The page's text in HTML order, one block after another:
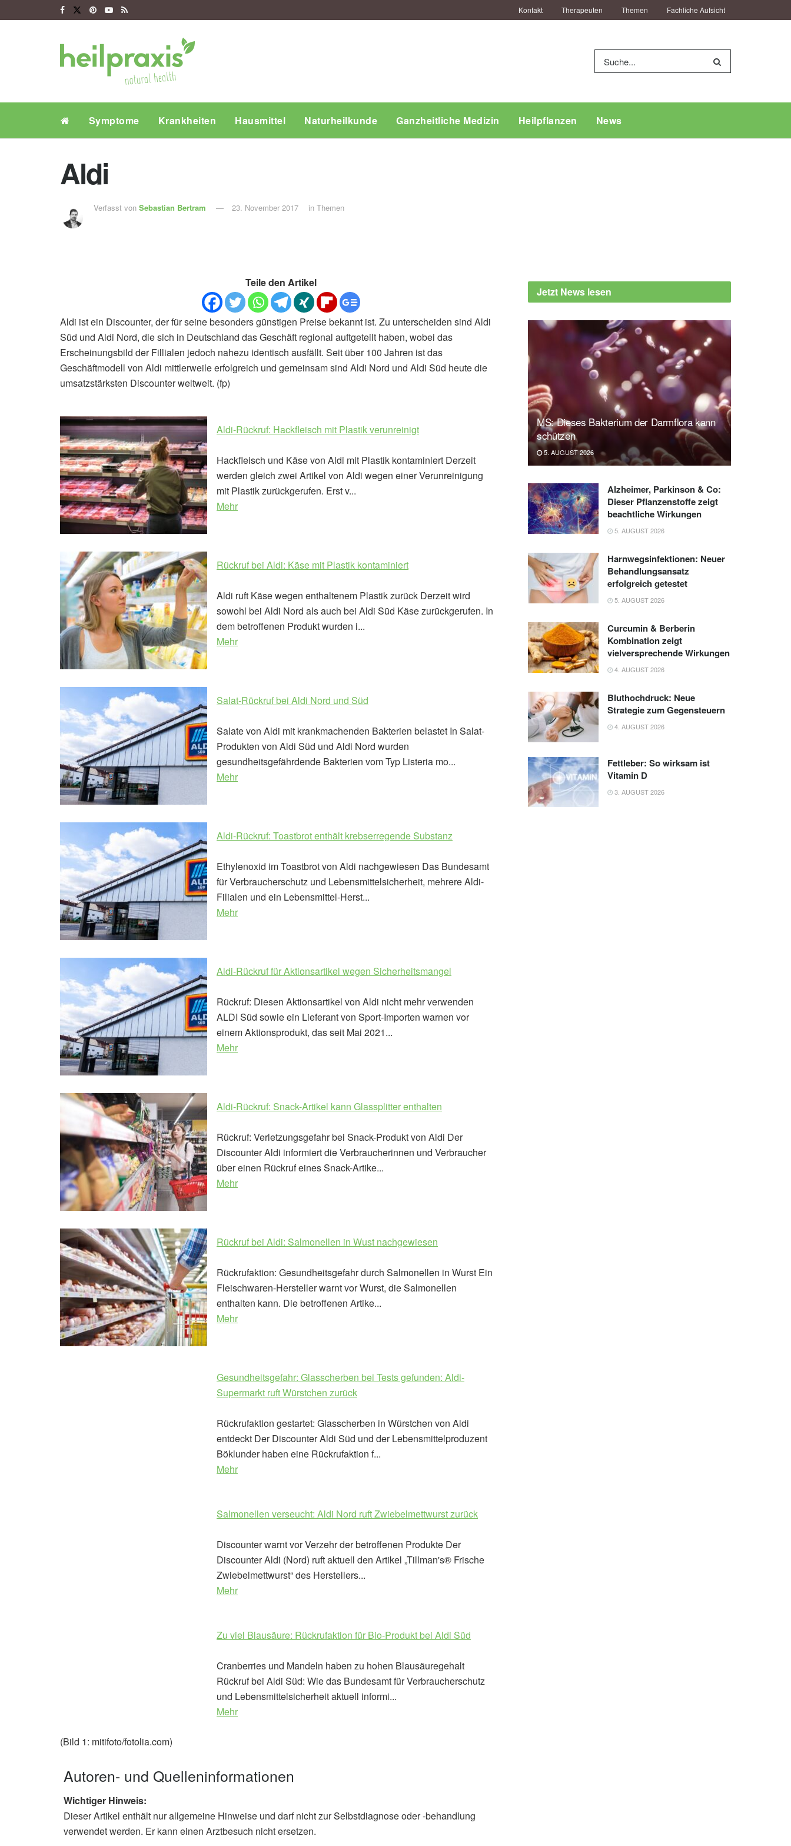
Kontakt Therapeuten Themen Fachliche Aufsicht
Symptome Krankheiten Hausmittel Naturheilkunde Ganzheitliche Medizin Heilpflanzen News
Aldi
Verfasst von Sebastian Bertram 23. November 2017 in Themen
Teile den Artikel
Aldi ist ein Discounter, der für seine besonders günstigen Preise bekannt ist. Zu unterscheiden sind Aldi
Süd und Aldi Nord, die sich in Deutschland das Geschäft regional auftgeteilt haben, wobei das
Erscheinungsbild der Fillialen jedoch nahezu identisch ausfällt. Seit über 100 Jahren ist das
Geschäftmodell von Aldi mittlerweile erfolgreich und gemeinsam sind Aldi Nord und Aldi Süd heute die
umsatzstärksten Discounter weltweit. (fp)
Aldi-Rückruf: Hackfleisch mit Plastik verunreinigt
Hackfleisch und Käse von Aldi mit Plastik kontaminiert Derzeit
werden gleich zwei Artikel von Aldi wegen einer Verunreinigung
mit Plastik zurückgerufen. Erst v...
Mehr
Rückruf bei Aldi: Käse mit Plastik kontaminiert
Aldi ruft Käse wegen enthaltenem Plastik zurück Derzeit wird
sowohl bei Aldi Nord als auch bei Aldi Süd Käse zurückgerufen. In
dem betroffenen Produkt wurden i...
Mehr
Salat-Rückruf bei Aldi Nord und Süd
Salate von Aldi mit krankmachenden Bakterien belastet In Salat-
Produkten von Aldi Süd und Aldi Nord wurden
gesundheitsgefährdende Bakterien vom Typ Listeria mo...
Mehr
Aldi-Rückruf: Toastbrot enthält krebserregende Substanz
Ethylenoxid im Toastbrot von Aldi nachgewiesen Das Bundesamt
für Verbraucherschutz und Lebensmittelsicherheit, mehrere Aldi-
Filialen und ein Lebensmittel-Herst...
Mehr
Aldi-Rückruf für Aktionsartikel wegen Sicherheitsmangel
Rückruf: Diesen Aktionsartikel von Aldi nicht mehr verwenden
ALDI Süd sowie ein Lieferant von Sport-Importen warnen vor
einem Aktionsprodukt, das seit Mai 2021...
Mehr
Aldi-Rückruf: Snack-Artikel kann Glassplitter enthalten
Rückruf: Verletzungsgefahr bei Snack-Produkt von Aldi Der
Discounter Aldi informiert die Verbraucherinnen und Verbraucher
über einen Rückruf eines Snack-Artike...
Mehr
Rückruf bei Aldi: Salmonellen in Wust nachgewiesen
Rückrufaktion: Gesundheitsgefahr durch Salmonellen in Wurst Ein
Fleischwaren-Hersteller warnt vor Wurst, die Salmonellen
enthalten kann. Die betroffenen Artike...
Mehr
Gesundheitsgefahr: Glasscherben bei Tests gefunden: Aldi-
Supermarkt ruft Würstchen zurück
Rückrufaktion gestartet: Glasscherben in Würstchen von Aldi
entdeckt Der Discounter Aldi Süd und der Lebensmittelproduzent
Böklunder haben eine Rückrufaktion f...
Mehr
Salmonellen verseucht: Aldi Nord ruft Zwiebelmettwurst zurück
Discounter warnt vor Verzehr der betroffenen Produkte Der
Discounter Aldi (Nord) ruft aktuell den Artikel „Tillman's® Frische
Zwiebelmettwurst“ des Herstellers...
Mehr
Zu viel Blausäure: Rückrufaktion für Bio-Produkt bei Aldi Süd
Cranberries und Mandeln haben zu hohen Blausäuregehalt
Rückruf bei Aldi Süd: Wie das Bundesamt für Verbraucherschutz
und Lebensmittelsicherheit aktuell informi...
Mehr
(Bild 1: mitifoto/fotolia.com)
Autoren- und Quelleninformationen
Wichtiger Hinweis:
Dieser Artikel enthält nur allgemeine Hinweise und darf nicht zur Selbstdiagnose oder -behandlung
verwendet werden. Er kann einen Arztbesuch nicht ersetzen.
Jetzt News lesen
MS: Dieses Bakterium der Darmflora kann
schützen
5. AUGUST 2026
Alzheimer, Parkinson & Co:
Dieser Pflanzenstoffe zeigt
beachtliche Wirkungen
5. AUGUST 2026
Harnwegsinfektionen: Neuer
Behandlungsansatz
erfolgreich getestet
5. AUGUST 2026
Curcumin & Berberin
Kombination zeigt
vielversprechende Wirkungen
4. AUGUST 2026
Bluthochdruck: Neue
Strategie zum Gegensteuern
4. AUGUST 2026
Fettleber: So wirksam ist
Vitamin D
3. AUGUST 2026